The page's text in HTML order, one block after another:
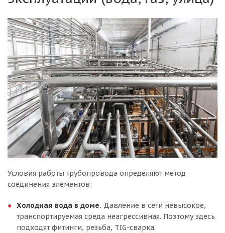
Условия работы трубопровода определяют метод
соединения элементов:
Холодная вода в доме. Давление в сети невысокое,
транспортируемая среда неагрессивная. Поэтому здесь
подходят фитинги, резьба, TIG-сварка.